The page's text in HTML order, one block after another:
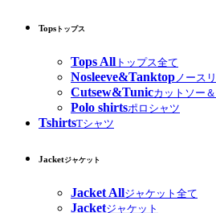
Tops トップス
Tops All トップス全て
Nosleeve&Tanktop ノース
Cutsew&Tunicカットソー
Polo shirtsポロシャツ
TshirtsTシャツ
Jacketジャケット
Jacket Allジャケット全て
Jacketジャケット